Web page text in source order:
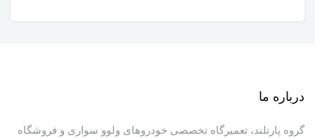
درباره ما
گروه پارتلند، تعمیرگاه تخصصی خودروهای ولوو سواری و فروشگاه